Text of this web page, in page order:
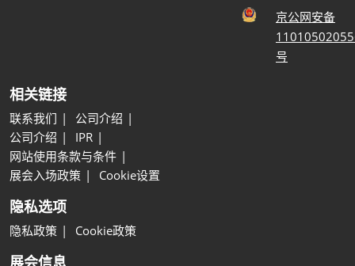
京公网安备
号
相关链接
联系我们
公司介绍
公司介绍
IPR
网站使用条款与条件
展会入场政策
Cookie设置
隐私选项
隐私政策 Cookie政策
展会信息